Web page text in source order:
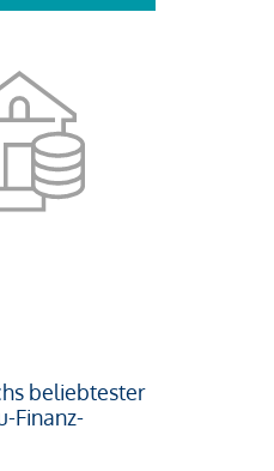
beliebtester
Finanz-